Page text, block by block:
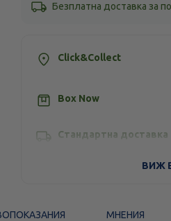
Безплатна доставка за
Click&Collect
Box Now
Стандартна доставка
ВИЖ
МНЕНИЯ